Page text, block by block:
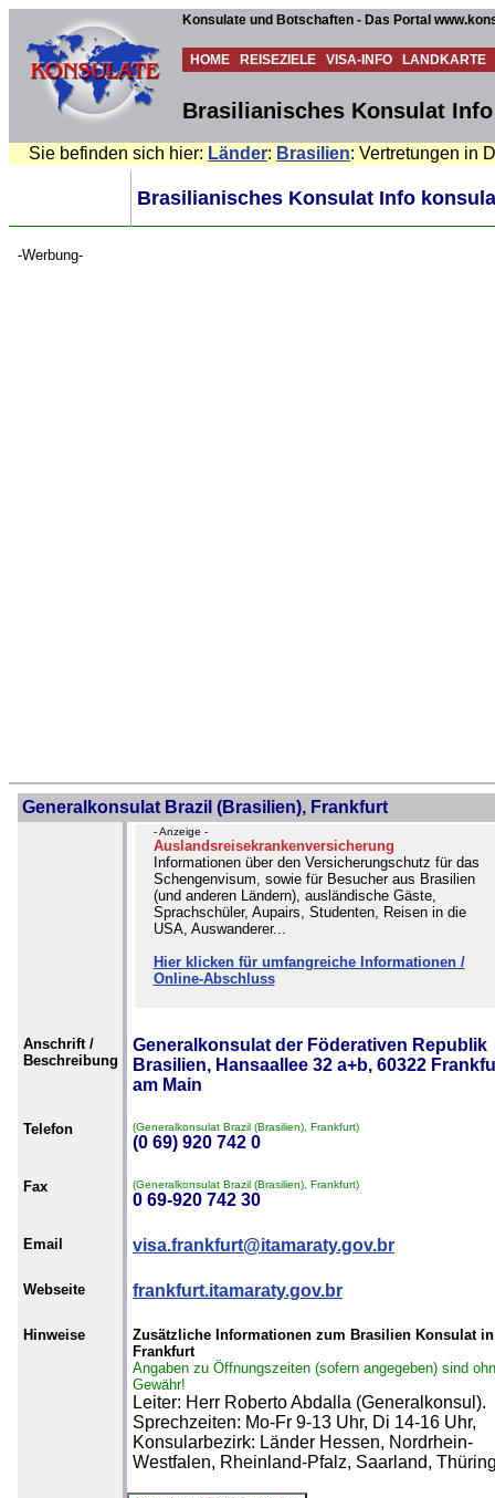
Konsulate und Botschaften - Das Portal
HOME REISEZIELE VISA-INFO LANDKARTE
Brasilianisches Konsulat
Sie befinden sich hier: Länder: Brasilien: Vertretungen in
Brasilianisches Konsulat Info
-Werbung-
Generalkonsulat Brazil (Brasilien), Frankfurt
- Anzeige -
Auslandsreisekrankenversicherung
Informationen über den Versicherungschutz für das
Schengenvisum, sowie für Besucher aus Brasilien
(und anderen Ländern), ausländische Gäste,
Sprachschüler, Aupairs, Studenten, Reisen in die
USA, Auswanderer...
Hier klicken für umfangreiche Informationen /
Online-Abschluss
Anschrift /
Beschreibung
Generalkonsulat der Föderativen Republik
Brasilien, Hansaallee 32 a+b, 60322
am Main
Telefon (Generalkonsulat Brazil (Brasilien), Frankfurt)
(0 69) 920 742 0
Fax (Generalkonsulat Brazil (Brasilien), Frankfurt)
0 69-920 742 30
Email visa.frankfurt@itamaraty.gov.br
Webseite frankfurt.itamaraty.gov.br
Hinweise
Zusätzliche Informationen zum Brasilien Konsulat in
Frankfurt
Angaben zu Öffnungszeiten (sofern angegeben) sind
Gewähr!
Leiter: Herr Roberto Abdalla (Generalkonsul).
Sprechzeiten: Mo-Fr 9-13 Uhr, Di 14-16 Uhr,
Konsularbezirk: Länder Hessen, Nordrhein-
Westfalen, Rheinland-Pfalz, Saarland,